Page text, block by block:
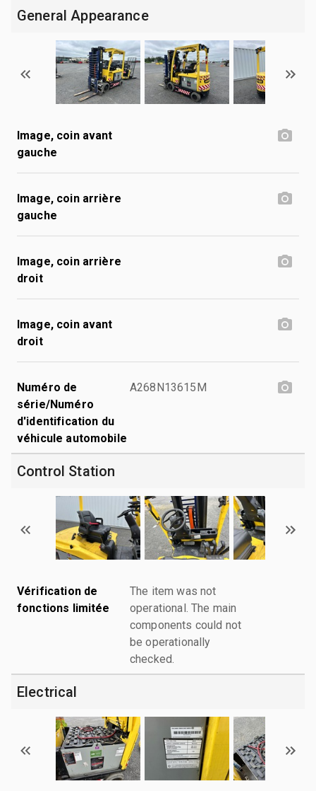
General Appearance
Image, coin avant
gauche
Image, coin arrière
gauche
Image, coin arrière
droit
Image, coin avant
droit
Numéro de
série/Numéro
d'identification du
véhicule automobile
A268N13615M
Control Station
Vérification de
fonctions limitée
The item was not
operational. The main
components could not
be operationally
checked.
Electrical